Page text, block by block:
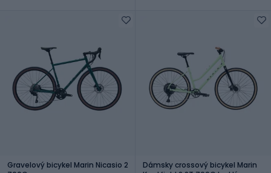
Gravelový bicykel Marin Nicasio 2
Dámsky crossový bicykel Marin